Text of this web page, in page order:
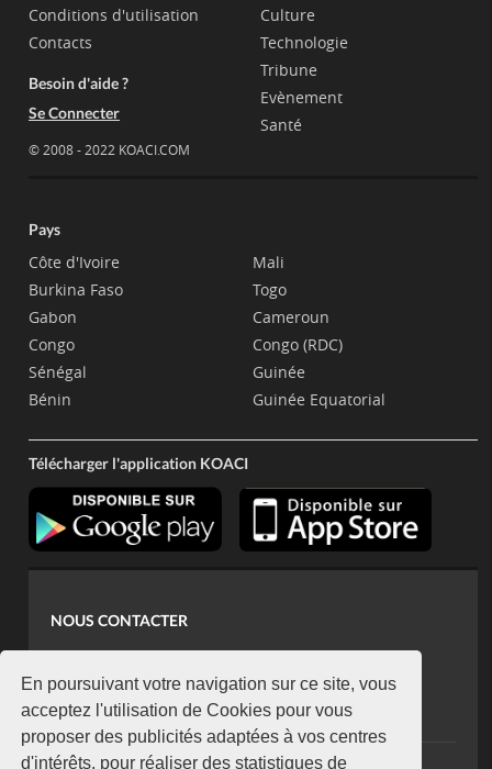
En poursuivant votre navigation sur ce site, vous
acceptez l'utilisation de Cookies pour vous
proposer des publicités adaptées à vos centres
d'intérêts, pour réaliser des statistiques de
Conditions d'utilisation
Contacts
Besoin d'aide ?
Se Connecter
© 2008 - 2022 KOACI.COM
Culture
Technologie
Tribune
Evènement
Santé
Pays
Côte d'Ivoire
Burkina Faso
Gabon
Congo
Sénégal
Bénin
Mali
Togo
Cameroun
Congo (RDC)
Guinée
Guinée Equatorial
Télécharger l'application KOACI
NOUS CONTACTER
koaci@yahoo.fr
+225 07 08 85 52 93